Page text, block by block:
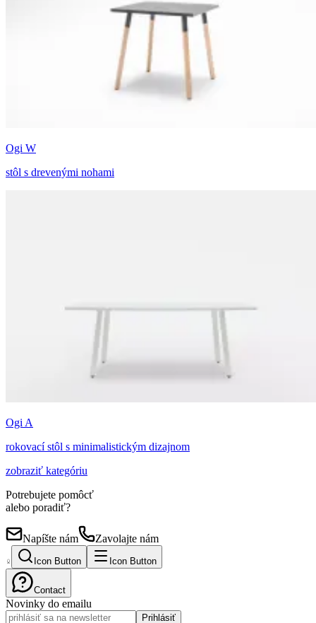
Ogi W
stôl s drevenými nohami
Ogi A
rokovací stôl s minimalistickým dizajnom
zobraziť kategóriu
Potrebujete pomôcť
alebo poradiť?
Napíšte nám Zavolajte nám
Icon Button Icon Button
Contact
Novinky do emailu
Prihlásiť